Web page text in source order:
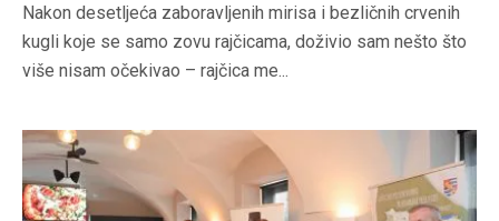
Nakon desetljeća zaboravljenih mirisa i bezličnih crvenih
kugli koje se samo zovu rajčicama, doživio sam nešto što
više nisam očekivao – rajčica me...